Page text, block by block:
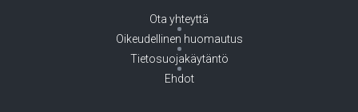
Ota yhteyttä
Oikeudellinen huomautus
Tietosuojakäytäntö
Ehdot